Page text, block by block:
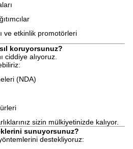
ve etkinlik promotörleri
koruyorsunuz?
ciddiye alıyoruz.
(NDA)
sizin mülkiyetinizde kalıyor.
sunuyorsunuz?
destekliyoruz: